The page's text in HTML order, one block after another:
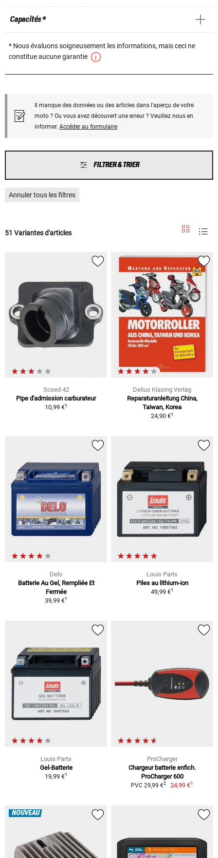
Capacités *
* Nous évaluons soigneusement les informations, mais ceci ne
constitue aucune garantie
Il manque des données ou des articles dans l'aperçu de votre
moto ? Ou vous avez découvert une erreur ? Veuillez nous en
informer. Accéder au formulaire
FILTRER & TRIER
Annuler tous les filtres
51 Variantes d'articles
Sceed 42
Pipe d'admission carburateur
10,99 €1
Delius Klasing Verlag
Reparaturanleitung China,
Taiwan, Korea
24,90 €1
Delo
Batterie Au Gel, Rempliée Et
Fermée
39,99 €1
Louis Parts
Piles au lithium-ion
49,99 €1
Louis Parts
Gel-Batterie
19,99 €1
ProCharger
Chargeur batterie enfich.
ProCharger 600
PVC 29,99 €2 24,99 €1
NOUVEAU